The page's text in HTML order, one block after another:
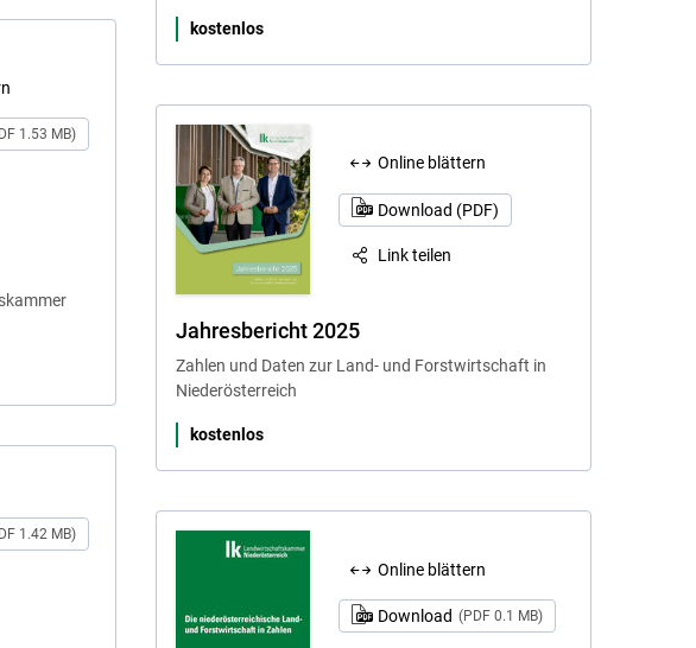
kostenlos
1.53 MB)
Online blättern
Download (PDF)
Link teilen
Jahresbericht 2025
Zahlen und Daten zur Land- und Forstwirtschaft in
Niederösterreich
kostenlos
1.42 MB)
Online blättern
Download (PDF 0.1 MB)